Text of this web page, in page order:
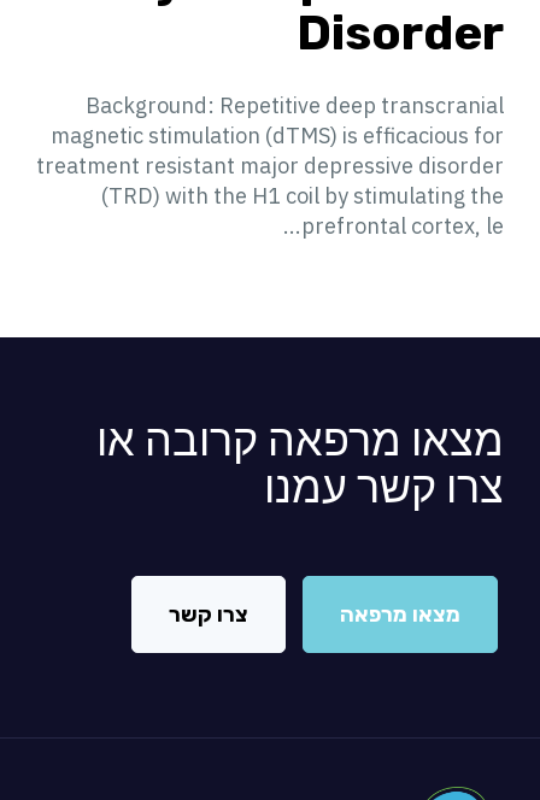
Disorder
Background: Repetitive deep transcranial
magnetic stimulation (dTMS) is efficacious for
treatment resistant major depressive disorder
(TRD) with the H1 coil by stimulating the
prefrontal cortex, le...
מצאו מרפאה קרובה או
צרו קשר עמנו
מצאו מרפאה צרו קשר